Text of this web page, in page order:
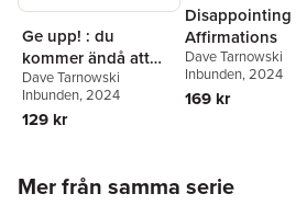
Ge upp! : du
kommer ändå att
misslyckas
Dave Tarnowski
Inbunden, 2024
129 kr
Disappointing
Affirmations
Dave Tarnowski
Inbunden, 2024
169 kr
Mer från samma serie